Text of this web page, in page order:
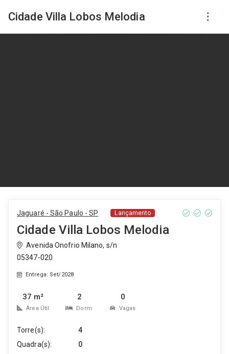
Cidade Villa Lobos Melodia
Jaguaré - São Paulo - SP Lançamento
Cidade Villa Lobos Melodia
Avenida Onofrio Milano, s/n
05347-020
Entrega: Set/2028
37 m²
Área Útil
2
Dorm.
0
Vagas
Torre(s):
4
Quadra(s):
0